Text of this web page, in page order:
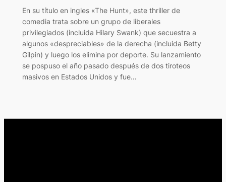
En su título en ingles «The Hunt», este thriller de
comedia trata sobre un grupo de liberales
privilegiados (incluida Hilary Swank) que secuestra a
algunos «despreciables» de la derecha (incluida Betty
Gilpin) y luego los elimina por deporte. Su lanzamiento
se pospuso el año pasado después de dos tiroteos
masivos en Estados Unidos y fue…